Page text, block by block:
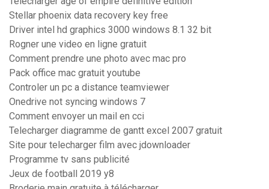
Stellar phoenix data recovery key free
Driver intel hd graphics 3000 windows 8.1 32 bit
Rogner une video en ligne gratuit
Comment prendre une photo avec mac pro
Pack office mac gratuit youtube
Controler un pc a distance teamviewer
Onedrive not syncing windows 7
Comment envoyer un mail en cci
Telecharger diagramme de gantt excel 2007 gratuit
Site pour telecharger film avec jdownloader
Programme tv sans publicité
Jeux de football 2019 y8